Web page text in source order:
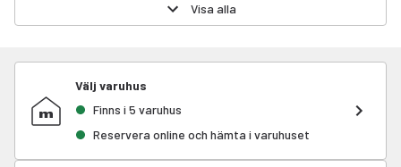
Visa alla
Välj varuhus
Finns i 5 varuhus
Reservera online och hämta i varuhuset